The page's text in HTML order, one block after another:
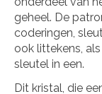
geheel. De
coderingen,
ook littekens,
sleutel in een.
Dit kristal, die